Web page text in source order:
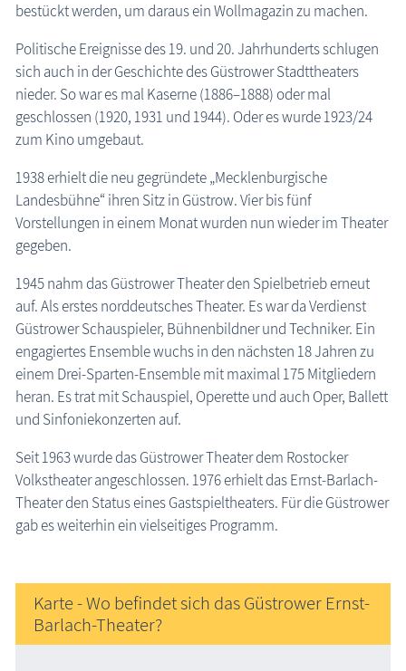
bestückt werden, um daraus ein Wollmagazin zu machen.
Politische Ereignisse des 19. und 20. Jahrhunderts schlugen
sich auch in der Geschichte des Güstrower Stadttheaters
nieder. So war es mal Kaserne (1886–1888) oder mal
geschlossen (1920, 1931 und 1944). Oder es wurde 1923/24
zum Kino umgebaut.
1938 erhielt die neu gegründete „Mecklenburgische
Landesbühne“ ihren Sitz in Güstrow. Vier bis fünf
Vorstellungen in einem Monat wurden nun wieder im Theater
gegeben.
1945 nahm das Güstrower Theater den Spielbetrieb erneut
auf. Als erstes norddeutsches Theater. Es war da Verdienst
Güstrower Schauspieler, Bühnenbildner und Techniker. Ein
engagiertes Ensemble wuchs in den nächsten 18 Jahren zu
einem Drei-Sparten-Ensemble mit maximal 175 Mitgliedern
heran. Es trat mit Schauspiel, Operette und auch Oper, Ballett
und Sinfoniekonzerten auf.
Seit 1963 wurde das Güstrower Theater dem Rostocker
Volkstheater angeschlossen. 1976 erhielt das Ernst-Barlach-
Theater den Status eines Gastspieltheaters. Für die Güstrower
gab es weiterhin ein vielseitiges Programm.
Karte - Wo befindet sich das Güstrower Ernst-
Barlach-Theater?